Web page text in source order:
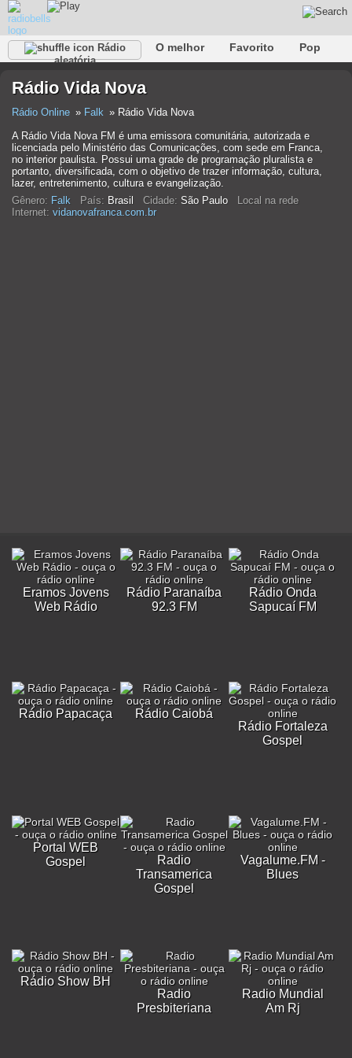
Rádio
aleatória
O melhor Favorito
Pop
Rap
Falk Jazz
Rádio Vida Nova
Rádio Online Falk
Rádio Vida Nova
A Rádio Vida Nova FM é uma emissora comunitária, autorizada e
licenciada pelo Ministério das Comunicações, com sede em Franca,
no interior paulista. Possui uma grade de programação pluralista e
portanto, diversificada, com o objetivo de trazer informação, cultura,
lazer, entretenimento, cultura e evangelização.
Gênero: Falk País: Brasil Cidade: São Paulo
Local na rede
Internet: vidanovafranca.com.br
Eramos Jovens
Web Rádio
Rádio Paranaíba
92.3 FM
Rádio Onda
Sapucaí FM
Rádio Papacaça
Rádio Caiobá
Rádio Fortaleza
Gospel
Portal WEB
Gospel
Radio
Transamerica
Gospel
Vagalume.FM -
Blues
Rádio Show BH
Radio
Presbiteriana
Radio Mundial
Am Rj